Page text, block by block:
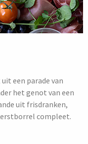
een parade van
het genot van een
uit frisdranken,
compleet.